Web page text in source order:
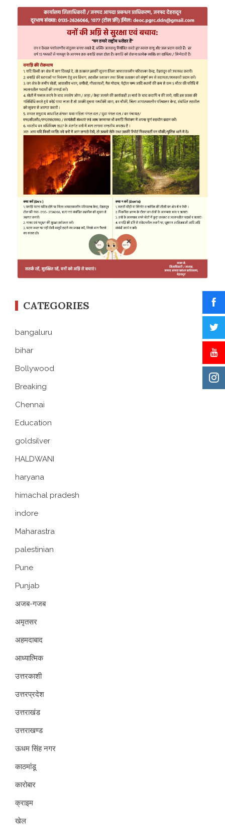
CATEGORIES
bangaluru
bihar
Bollywood
Breaking
Chennai
Education
goldsilver
HALDWANI
haryana
himachal pradesh
indore
Maharastra
palestinian
Pune
Punjab
अजब-गजब
अमृतसर
अहमदाबाद
आध्यात्मिक
उत्तरकाशी
उत्तरप्रदेश
उत्तराखंड
उत्तराखण्ड
ऊधम सिंह नगर
काठमांडू
कारोबार
क्राइम
खेल